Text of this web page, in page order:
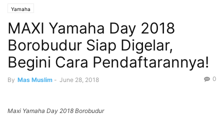
Yamaha
MAXI Yamaha Day 2018
Borobudur Siap Digelar,
Begini Cara Pendaftarannya!
By Mas Muslim - June 28, 2018 0
Maxi Yamaha Day 2018 Borobudur